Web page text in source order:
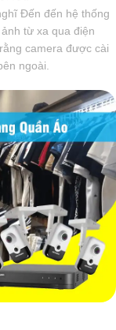
Đến đến hệ thống
từ xa qua điện
camera được cài
ngoài.